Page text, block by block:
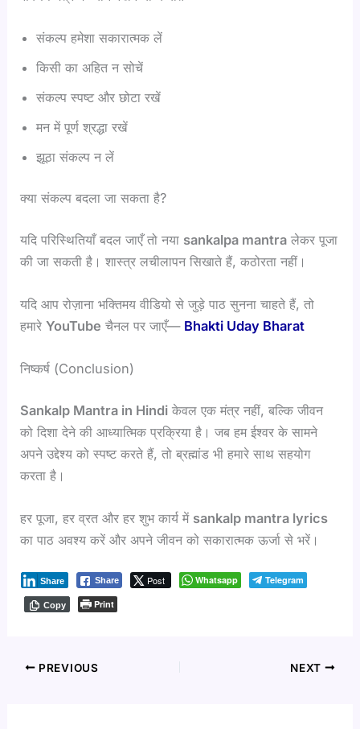
संकल्प हमेशा सकारात्मक लें
किसी का अहित न सोचें
संकल्प स्पष्ट और छोटा रखें
मन में पूर्ण श्रद्धा रखें
झूठा संकल्प न लें
क्या संकल्प बदला जा सकता है?
यदि परिस्थितियाँ बदल जाएँ तो नया sankalpa mantra लेकर पूजा
की जा सकती है। शास्त्र लचीलापन सिखाते हैं, कठोरता नहीं।
यदि आप रोज़ाना भक्तिमय वीडियो से जुड़े पाठ सुनना चाहते हैं, तो
हमारेYouTube चैनल पर जाएँ— Bhakti Uday Bharat
निष्कर्ष (Conclusion)
Sankalp Mantra in Hindi केवल एक मंत्र नहीं, बल्कि जीवन
को दिशा देने की आध्यात्मिक प्रक्रिया है। जब हम ईश्वर के सामने
अपने उद्देश्य को स्पष्ट करते हैं, तो ब्रह्मांड भी हमारे साथ सहयोग
करता है।
हर पूजा, हर व्रत और हर शुभ कार्य में sankalp mantra lyrics
का पाठ अवश्य करें और अपने जीवन को सकारात्मक ऊर्जा से भरें।
Share Post
Share Whatsapp Telegram
Copy Print
PREVIOUS NEXT